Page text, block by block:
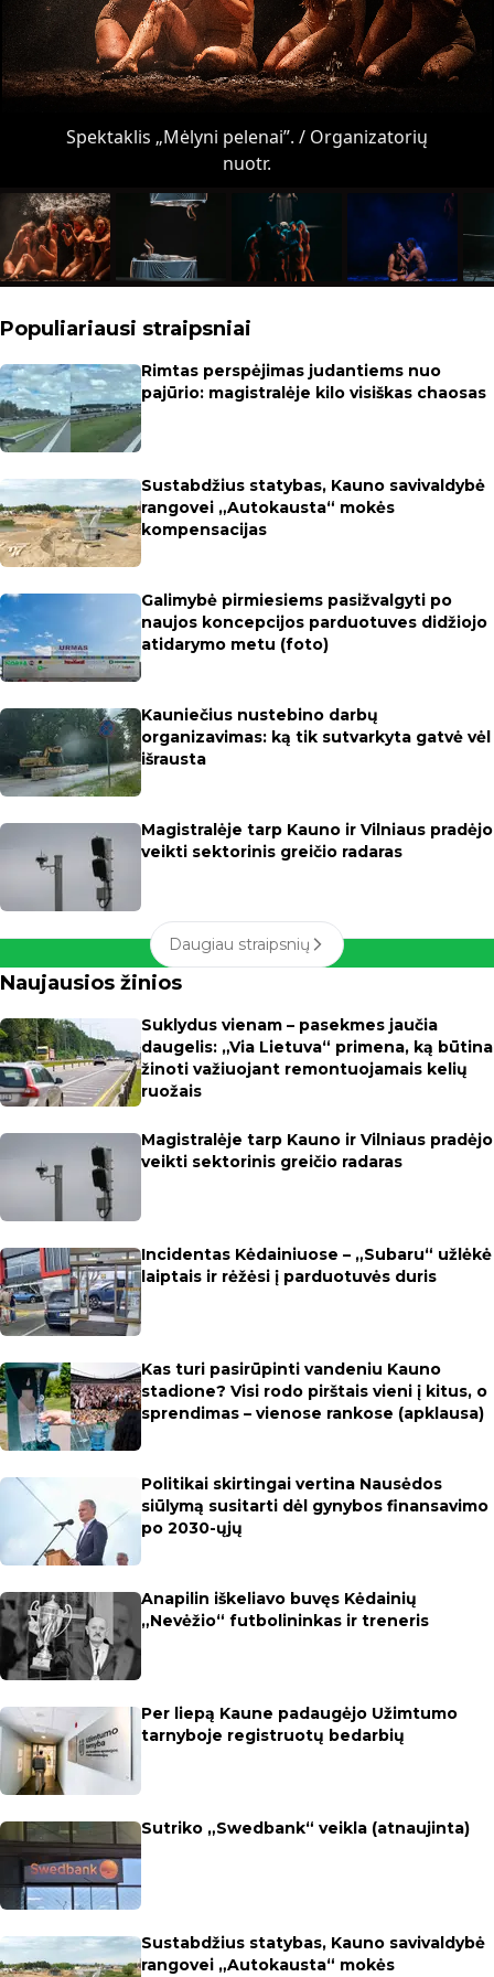
Spektaklis „Mėlyni pelenai”. / Organizatorių
nuotr.
Populiariausi straipsniai
Rimtas perspėjimas judantiems nuo
pajūrio: magistralėje kilo visiškas chaosas
Sustabdžius statybas, Kauno savivaldybė
rangovei „Autokausta“ mokės
kompensacijas
Galimybė pirmiesiems pasižvalgyti po
naujos koncepcijos parduotuves didžiojo
atidarymo metu (foto)
Kauniečius nustebino darbų
organizavimas: ką tik sutvarkyta gatvė vėl
išrausta
Magistralėje tarp Kauno ir Vilniaus pradėjo
veikti sektorinis greičio radaras
Daugiau straipsnių
Naujausios žinios
Suklydus vienam – pasekmes jaučia
daugelis: „Via Lietuva“ primena, ką būtina
žinoti važiuojant remontuojamais kelių
ruožais
Magistralėje tarp Kauno ir Vilniaus pradėjo
veikti sektorinis greičio radaras
Incidentas Kėdainiuose – „Subaru“ užlėkė
laiptais ir rėžėsi į parduotuvės duris
Kas turi pasirūpinti vandeniu Kauno
stadione? Visi rodo pirštais vieni į kitus, o
sprendimas – vienose rankose (apklausa)
Politikai skirtingai vertina Nausėdos
siūlymą susitarti dėl gynybos finansavimo
po 2030-ųjų
Anapilin iškeliavo buvęs Kėdainių
„Nevėžio“ futbolininkas ir treneris
Per liepą Kaune padaugėjo Užimtumo
tarnyboje registruotų bedarbių
Sutriko „Swedbank“ veikla (atnaujinta)
Sustabdžius statybas, Kauno savivaldybė
rangovei „Autokausta“ mokės